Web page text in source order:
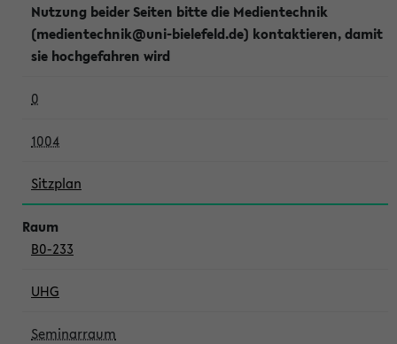
Nutzung beider Seiten bitte die Medientechnik
(medientechnik@uni-bielefeld.de) kontaktieren, damit
sie hochgefahren wird
0
1004
Sitzplan
B0-233
UHG
Seminarraum